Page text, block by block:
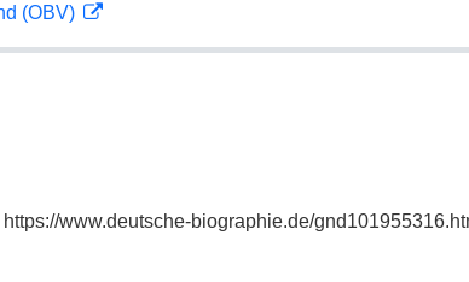
(OBV)
www.deutsche-biographie.de/